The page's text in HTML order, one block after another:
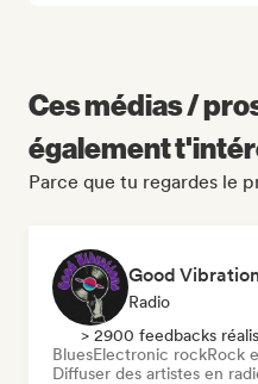
Ces médias /
également
Parce que tu regardes le
Good
Radio
> 2900 feedbacks
BluesElectronic rockRock
Diffuser des artistes en